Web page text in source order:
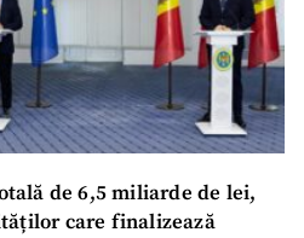
de 6,5 miliarde de lei,
care finalizează